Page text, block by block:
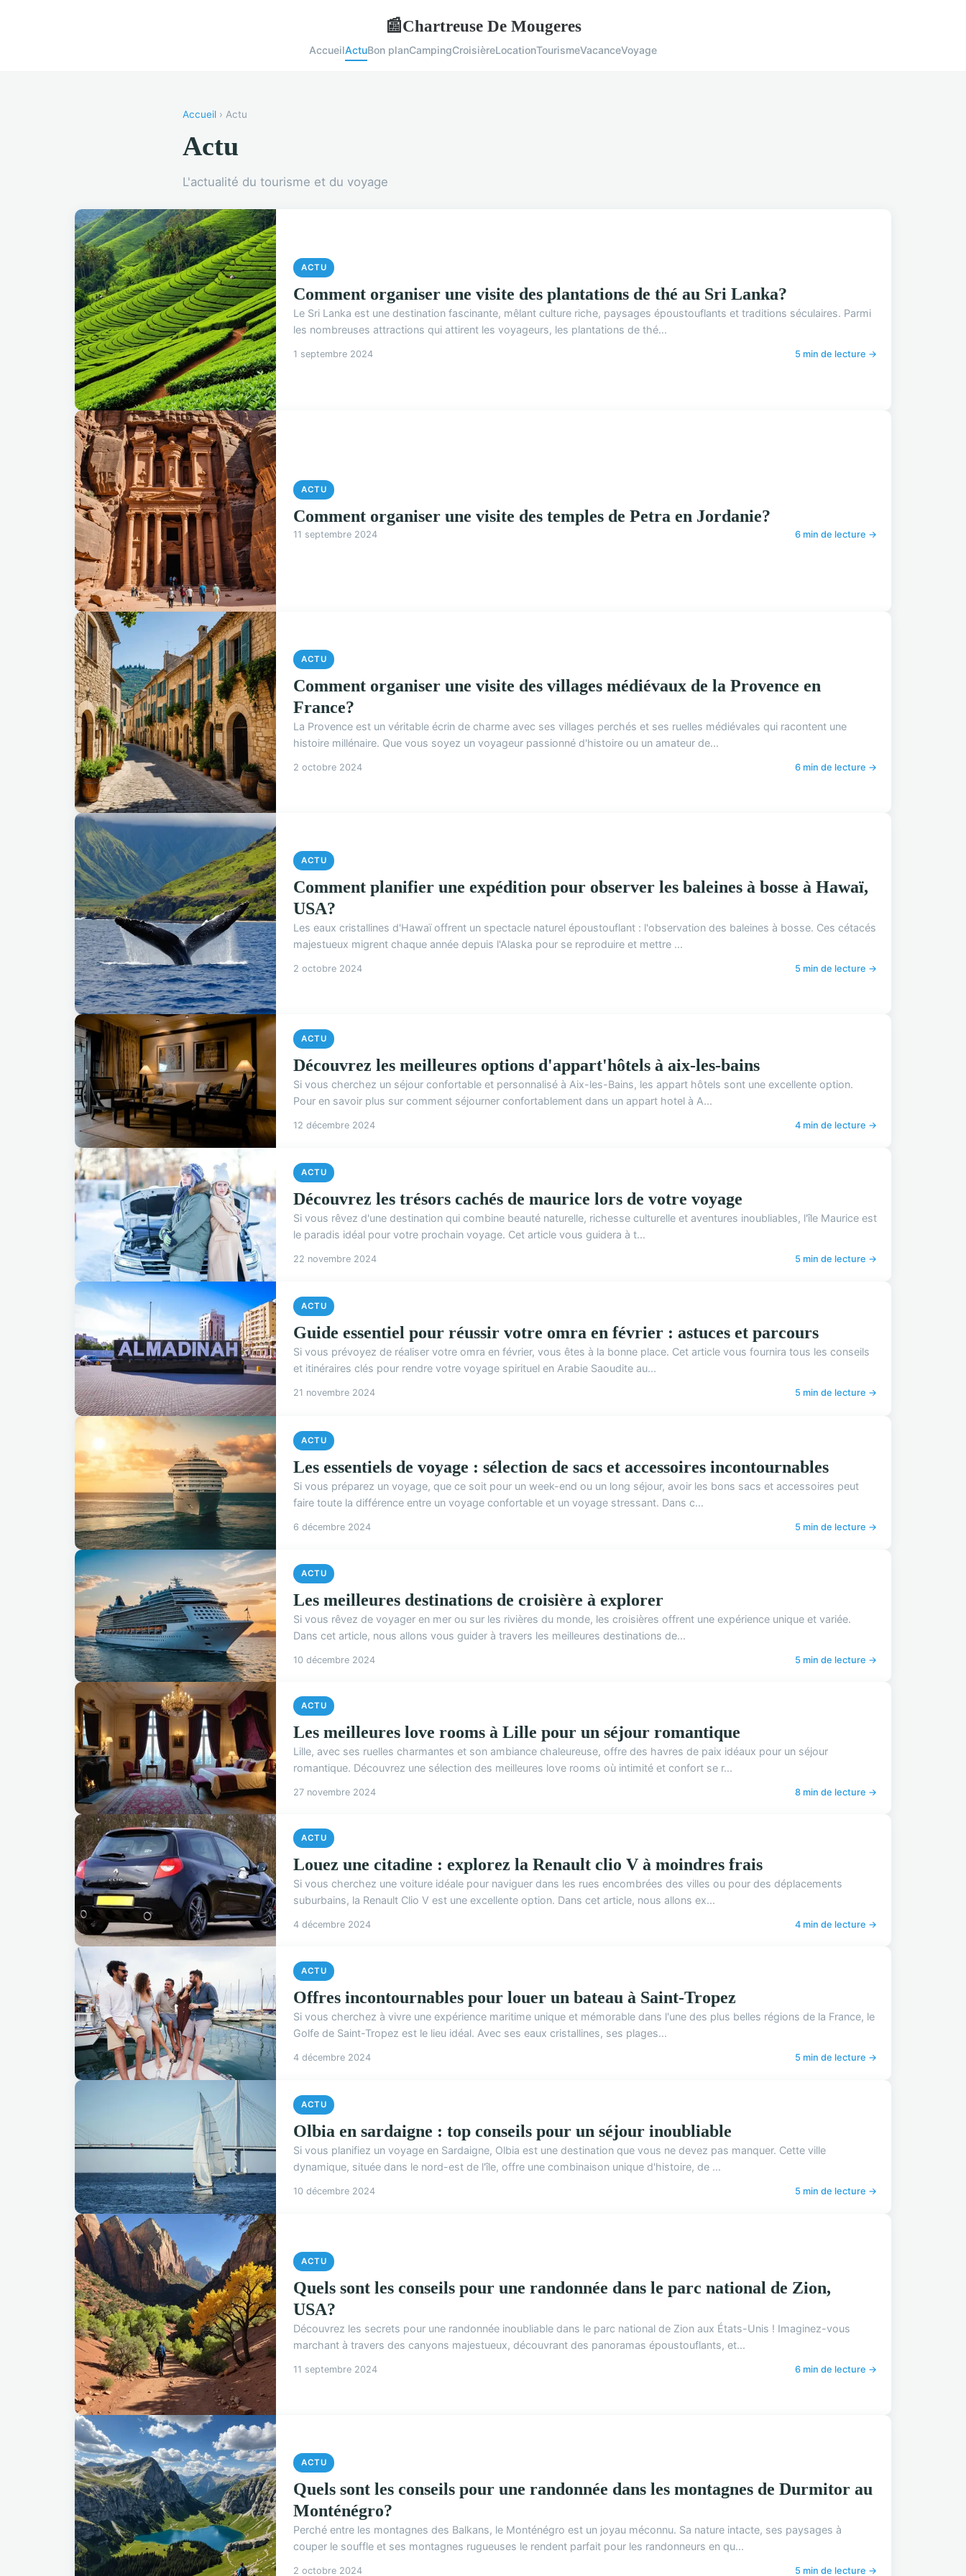
📰Chartreuse De Mougeres
AccueilActuBon planCampingCroisièreLocationTourismeVacanceVoyage
Accueil › Actu
Actu
L'actualité du tourisme et du voyage
ACTU
Comment organiser une visite des plantations de thé au Sri Lanka?
Le Sri Lanka est une destination fascinante, mêlant culture riche, paysages époustouflants et traditions séculaires. Parmi
les nombreuses attractions qui attirent les voyageurs, les plantations de thé...
1 septembre 2024 5 min de lecture →
ACTU
Comment organiser une visite des temples de Petra en Jordanie?
11 septembre 2024 6 min de lecture →
ACTU
Comment organiser une visite des villages médiévaux de la Provence en
France?
La Provence est un véritable écrin de charme avec ses villages perchés et ses ruelles médiévales qui racontent une
histoire millénaire. Que vous soyez un voyageur passionné d'histoire ou un amateur de...
2 octobre 2024 6 min de lecture →
ACTU
Comment planifier une expédition pour observer les baleines à bosse à Hawaï,
USA?
Les eaux cristallines d'Hawaï offrent un spectacle naturel époustouflant : l'observation des baleines à bosse. Ces cétacés
majestueux migrent chaque année depuis l'Alaska pour se reproduire et mettre ...
2 octobre 2024 5 min de lecture →
ACTU
Découvrez les meilleures options d'appart'hôtels à aix-les-bains
Si vous cherchez un séjour confortable et personnalisé à Aix-les-Bains, les appart hôtels sont une excellente option.
Pour en savoir plus sur comment séjourner confortablement dans un appart hotel à A...
12 décembre 2024 4 min de lecture →
ACTU
Découvrez les trésors cachés de maurice lors de votre voyage
Si vous rêvez d'une destination qui combine beauté naturelle, richesse culturelle et aventures inoubliables, l'île Maurice est
le paradis idéal pour votre prochain voyage. Cet article vous guidera à t...
22 novembre 2024 5 min de lecture →
ACTU
Guide essentiel pour réussir votre omra en février : astuces et parcours
Si vous prévoyez de réaliser votre omra en février, vous êtes à la bonne place. Cet article vous fournira tous les conseils
et itinéraires clés pour rendre votre voyage spirituel en Arabie Saoudite au...
21 novembre 2024 5 min de lecture →
ACTU
Les essentiels de voyage : sélection de sacs et accessoires incontournables
Si vous préparez un voyage, que ce soit pour un week-end ou un long séjour, avoir les bons sacs et accessoires peut
faire toute la différence entre un voyage confortable et un voyage stressant. Dans c...
6 décembre 2024 5 min de lecture →
ACTU
Les meilleures destinations de croisière à explorer
Si vous rêvez de voyager en mer ou sur les rivières du monde, les croisières offrent une expérience unique et variée.
Dans cet article, nous allons vous guider à travers les meilleures destinations de...
10 décembre 2024 5 min de lecture →
ACTU
Les meilleures love rooms à Lille pour un séjour romantique
Lille, avec ses ruelles charmantes et son ambiance chaleureuse, offre des havres de paix idéaux pour un séjour
romantique. Découvrez une sélection des meilleures love rooms où intimité et confort se r...
27 novembre 2024 8 min de lecture →
ACTU
Louez une citadine : explorez la Renault clio V à moindres frais
Si vous cherchez une voiture idéale pour naviguer dans les rues encombrées des villes ou pour des déplacements
suburbains, la Renault Clio V est une excellente option. Dans cet article, nous allons ex...
4 décembre 2024 4 min de lecture →
ACTU
Offres incontournables pour louer un bateau à Saint-Tropez
Si vous cherchez à vivre une expérience maritime unique et mémorable dans l'une des plus belles régions de la France, le
Golfe de Saint-Tropez est le lieu idéal. Avec ses eaux cristallines, ses plages...
4 décembre 2024 5 min de lecture →
ACTU
Olbia en sardaigne : top conseils pour un séjour inoubliable
Si vous planifiez un voyage en Sardaigne, Olbia est une destination que vous ne devez pas manquer. Cette ville
dynamique, située dans le nord-est de l'île, offre une combinaison unique d'histoire, de ...
10 décembre 2024 5 min de lecture →
ACTU
Quels sont les conseils pour une randonnée dans le parc national de Zion,
USA?
Découvrez les secrets pour une randonnée inoubliable dans le parc national de Zion aux États-Unis ! Imaginez-vous
marchant à travers des canyons majestueux, découvrant des panoramas époustouflants, et...
11 septembre 2024 6 min de lecture →
ACTU
Quels sont les conseils pour une randonnée dans les montagnes de Durmitor au
Monténégro?
Perché entre les montagnes des Balkans, le Monténégro est un joyau méconnu. Sa nature intacte, ses paysages à
couper le souffle et ses montagnes rugueuses le rendent parfait pour les randonneurs en qu...
2 octobre 2024 5 min de lecture →